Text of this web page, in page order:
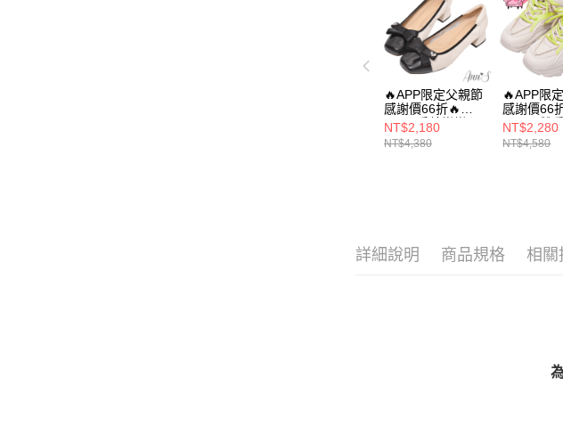
🔥APP限定父親節
感謝價66折🔥
Ann’S香結戀戀心-
牛皮雙色拼接粗跟
低跟包鞋4cm-米白
NT$2,180
NT$4,380
🔥APP限
感謝價66
Ann’S-雙
體拼接真
爹鞋4cm-杏
NT$2,280
NT$4,580
詳細說明 商品規格 相關